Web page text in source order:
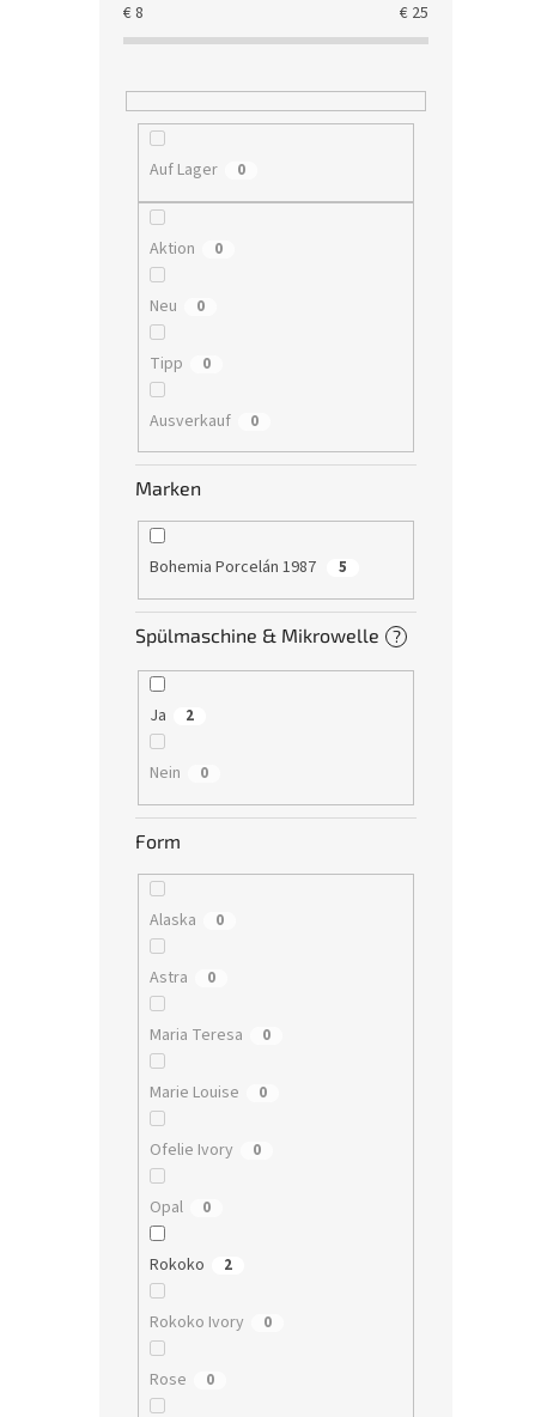
€8 € 25
Auf Lager 0
Aktion 0
Neu 0
Tipp 0
Ausverkauf 0
Marken
Bohemia Porcelán 1987 5
Spülmaschine & Mikrowelle ?
Ja 2
Nein 0
Form
Alaska 0
Astra 0
Maria Teresa 0
Marie Louise 0
Ofelie Ivory 0
Opal 0
Rokoko 2
Rokoko Ivory 0
Rose 0